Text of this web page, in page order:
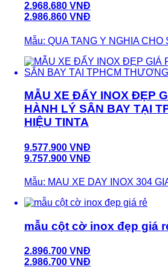
2.968.680 VNĐ
2.986.860 VNĐ
Mẫu: QUA TANG Y NGHIA CHO
MẪU XE ĐẨY INOX ĐẸP
HÀNH LÝ SÂN BAY TẠI
HIỆU TINTA
9.577.900 VNĐ
9.757.900 VNĐ
Mẫu: MAU XE DAY INOX 304
mẫu cột cờ inox đẹp giá
2.896.700 VNĐ
2.986.700 VNĐ